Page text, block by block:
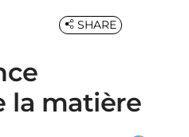
la matière
SHARE